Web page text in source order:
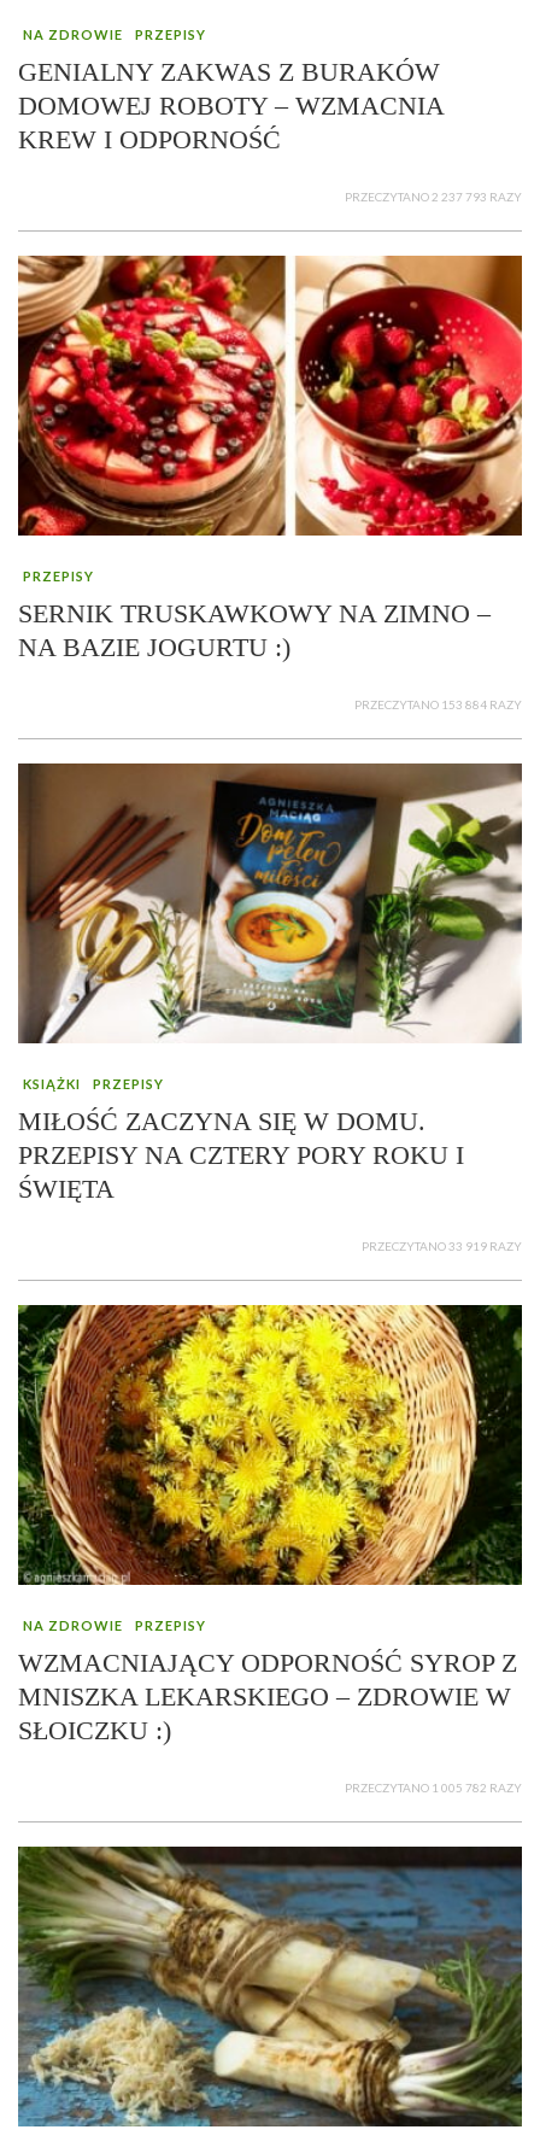
NA ZDROWIE PRZEPISY
GENIALNY ZAKWAS Z BURAKÓW
DOMOWEJ ROBOTY – WZMACNIA
KREW I ODPORNOŚĆ
PRZECZYTANO 2 237 793 RAZY
PRZEPISY
SERNIK TRUSKAWKOWY NA ZIMNO –
NA BAZIE JOGURTU :)
PRZECZYTANO 153 884 RAZY
KSIĄŻKI PRZEPISY
MIŁOŚĆ ZACZYNA SIĘ W DOMU.
PRZEPISY NA CZTERY PORY ROKU I
ŚWIĘTA
PRZECZYTANO 33 919 RAZY
NA ZDROWIE PRZEPISY
WZMACNIAJĄCY ODPORNOŚĆ SYROP Z
MNISZKA LEKARSKIEGO – ZDROWIE W
SŁOICZKU :)
PRZECZYTANO 1 005 782 RAZY